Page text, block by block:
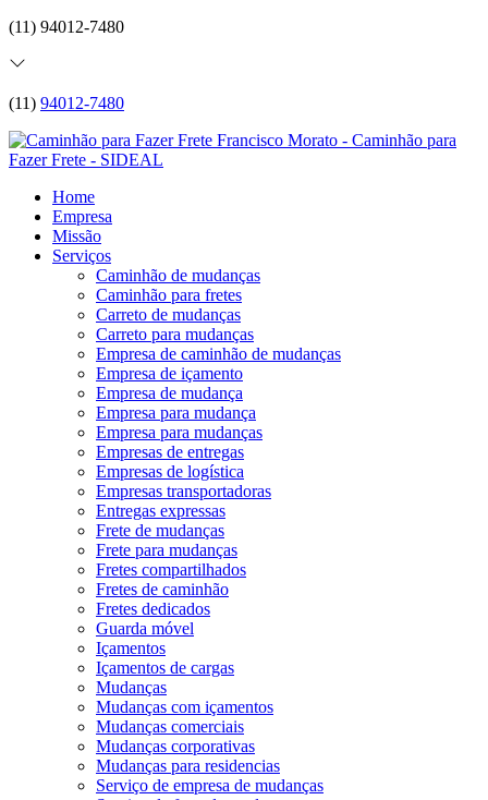
(11) 94012-7480
(11) 94012-7480
Home
Empresa
Missão
Serviços
Caminhão de mudanças
Caminhão para fretes
Carreto de mudanças
Carreto para mudanças
Empresa de caminhão de mudanças
Empresa de içamento
Empresa de mudança
Empresa para mudança
Empresa para mudanças
Empresas de entregas
Empresas de logística
Empresas transportadoras
Entregas expressas
Frete de mudanças
Frete para mudanças
Fretes compartilhados
Fretes de caminhão
Fretes dedicados
Guarda móvel
Içamentos
Içamentos de cargas
Mudanças
Mudanças com içamentos
Mudanças comerciais
Mudanças corporativas
Mudanças para residencias
Serviço de empresa de mudanças